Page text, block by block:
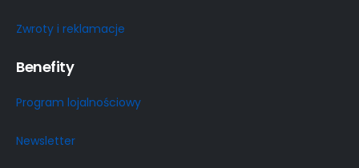
Zwroty i reklamacje
Benefity
Program lojalnościowy
Newsletter